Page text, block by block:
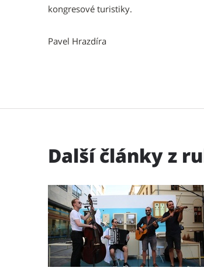
kongresové turistiky.
Pavel Hrazdíra
Další články z